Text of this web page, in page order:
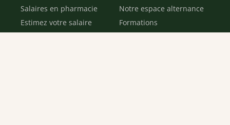
Salaires en pharmacie
Estimez votre salaire
Notre espace alternance
Formations